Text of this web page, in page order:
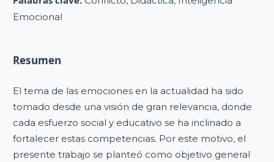
Emocional
Resumen
El tema de las emociones en la actualidad ha sido
tomado desde una visión de gran relevancia, donde
cada esfuerzo social y educativo se ha inclinado a
fortalecer estas competencias. Por este motivo, el
presente trabajo se planteó como objetivo general